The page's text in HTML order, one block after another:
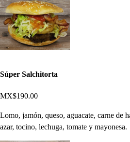
Súper Salchitorta
MX$190.00
Lomo, jamón, queso, aguacate, carne de
azar, tocino, lechuga, tomate y mayonesa.